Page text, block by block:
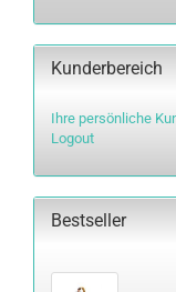
Kunderbereich
Ihre persönliche
Logout
Bestseller